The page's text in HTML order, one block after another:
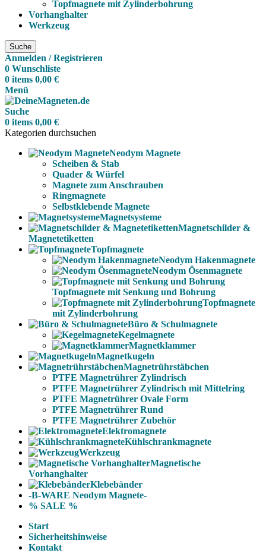
Topfmagnete mit Zylinderbohrung
Vorhanghalter
Werkzeug
Suche
Anmelden / Registrieren
0 Wunschliste
0 items 0,00 €
Menü
Suche
0 items 0,00 €
Kategorien durchsuchen
Neodym Magnete
Scheiben & Stab
Quader & Würfel
Magnete zum Anschrauben
Ringmagnete
Selbstklebende Magnete
Magnetsysteme
Magnetschilder &
Magnetetiketten
Topfmagnete
Neodym Hakenmagnete
Neodym Ösenmagnete
Topfmagnete mit Senkung und Bohrung
Topfmagnete
mit Zylinderbohrung
Büro & Schulmagnete
Kegelmagnete
Magnetklammer
Magnetkugeln
Magnetrührstäbchen
PTFE Magnetrührer Zylindrisch
PTFE Magnetrührer Zylindrisch mit Mittelring
PTFE Magnetrührer Ovale Form
PTFE Magnetrührer Rund
PTFE Magnetrührer Zubehör
Elektromagnete
Kühlschrankmagnete
Werkzeug
Magnetische
Vorhanghalter
Klebebänder
-B-WARE Neodym Magnete-
% SALE %
Start
Sicherheitshinweise
Kontakt